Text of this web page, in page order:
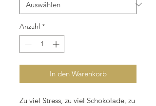
Anzahl *
In den Warenkorb
Zu viel Stress, zu viel Schokolade, zu